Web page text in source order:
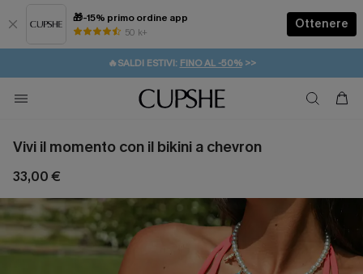
🎁-15% primo ordine app
50 k+
Ottenere
⚡️-15% SUGLI ESSENZIALI DA VACANZA | ACQUISTA
🔥SALDI ESTIVI: FINO AL -50%>>
🚚SPEDIZIONE GRATUITA DA 49€
💌REGALO PER I NUOVI: 20% DI SCONTO*
Vivi il momento con il bikini a chevron
33,00 €